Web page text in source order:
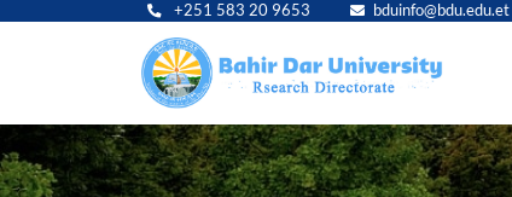
+251 583 20 9653 bduinfo@bdu.edu.et